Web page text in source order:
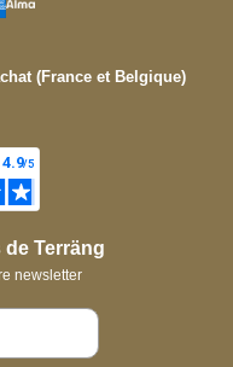
(France et Belgique)
de Terräng
newsletter